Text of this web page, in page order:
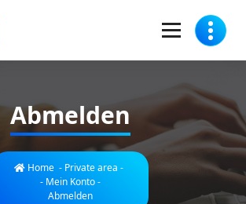
Abmelden
Home - Private area -
- Mein Konto-
Abmelden